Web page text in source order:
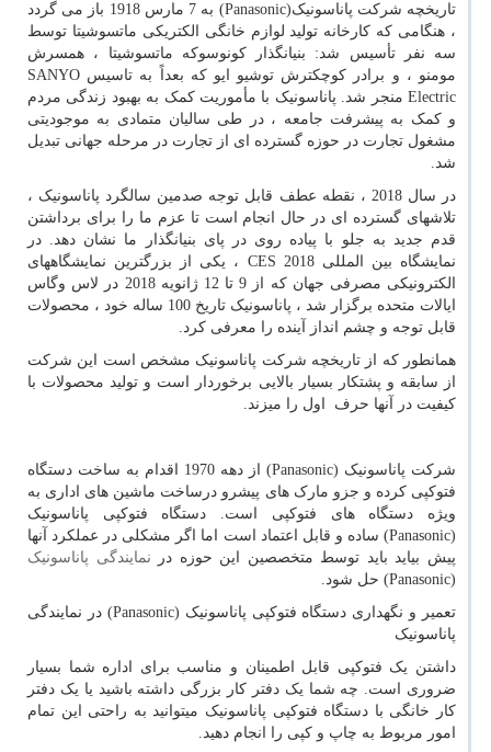
تاریخچه شرکت پاناسونیک(Panasonic
) به 7 مارس 1918 باز می گردد
، هنگامی که کارخانه تولید لوازم خانگی الکتریکی ماتسوشیتا توسط
سه نفر تأسیس شد: بنیانگذار کونوسوکه ماتسوشیتا ، همسرش
مومنو ، و برادر کوچکترش توشیو ایو که بعداً به تاسیس SANYO
Electric منجر شد. پاناسونیک با مأموریت کمک به بهبود زندگی مردم
و کمک به پیشرفت جامعه ، در طی سالیان متمادی به موجودیتی
مشغول تجارت در حوزه گسترده ای از تجارت در مرحله جهانی تبدیل
شد.
در سال 2018 ، نقطه عطف قابل توجه صدمین سالگرد پاناسونیک ،
تلاشهای گسترده ای در حال انجام است تا عزم ما را برای برداشتن
قدم جدید به جلو با پیاده روی در پای بنیانگذار ما نشان دهد. در
نمایشگاه بین المللیCES 2018 ، یکی از بزرگترین نمایشگاههای
الکترونیکی مصرفی جهان که از 9 تا 12 ژانویه 2018 در لاس وگاس
ایالات متحده برگزار شد ، پاناسونیک تاریخ 100 ساله خود ، محصولات
قابل توجه و چشم انداز آینده را معرفی کرد.
همانطور که از تاریخچه شرکت پاناسونیک مشخص است این شرکت
از سابقه و پشتکار بسیار بالایی برخوردار است و تولید محصولات با
کیفیت در آنها حرف اول را میزند.
شرکت پاناسونیک Panasonic)
) از دهه 1970 اقدام به ساخت دستگاه
فتوکپی کرده و جزو مارک های پیشرو درساخت ماشین های اداری به
ویژه دستگاه های فتوکپی است. دستگاه فتوکپی پاناسونیک
Panasonic)) ساده و قابل اعتماد است اما اگر مشکلی در عملکرد آنها
پیش بیاید باید توسط متخصصین این حوزه در نمایندگی پاناسونیک
Panasonic)) حل شود.
تعمیر و نگهداری دستگاه فتوکپی پاناسونیک Panasonic)) در نمایندگی
پاناسونیک
داشتن یک فتوکپی قابل اطمینان و مناسب برای اداره شما بسیار
ضروری است. چه شما یک دفتر کار بزرگی داشته باشید یا یک دفتر
کار خانگی با دستگاه فتوکپی پاناسونیک میتوانید به راحتی این تمام
امور مربوط به چاپ و کپی را انجام دهید.